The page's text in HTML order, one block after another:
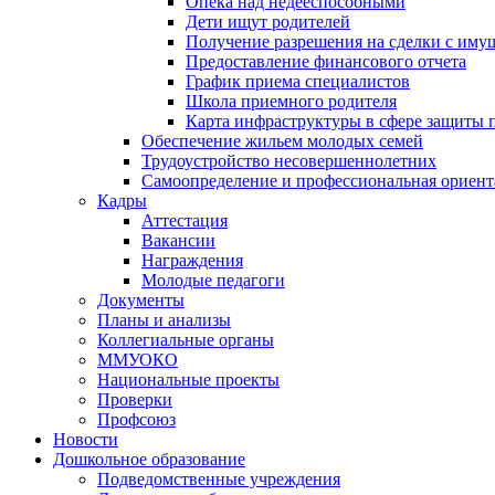
Дети ищут родителей
Получение разрешения на сделки с
Предоставление финансового отчета
График приема специалистов
Школа приемного родителя
Карта инфраструктуры в сфере защиты
Обеспечение жильем молодых семей
Трудоустройство несовершеннолетних
Самоопределение и профессиональная
Кадры
Аттестация
Вакансии
Награждения
Молодые педагоги
Документы
Планы и анализы
Коллегиальные органы
ММУОКО
Национальные проекты
Проверки
Профсоюз
Новости
Дошкольное образование
Подведомственные учреждения